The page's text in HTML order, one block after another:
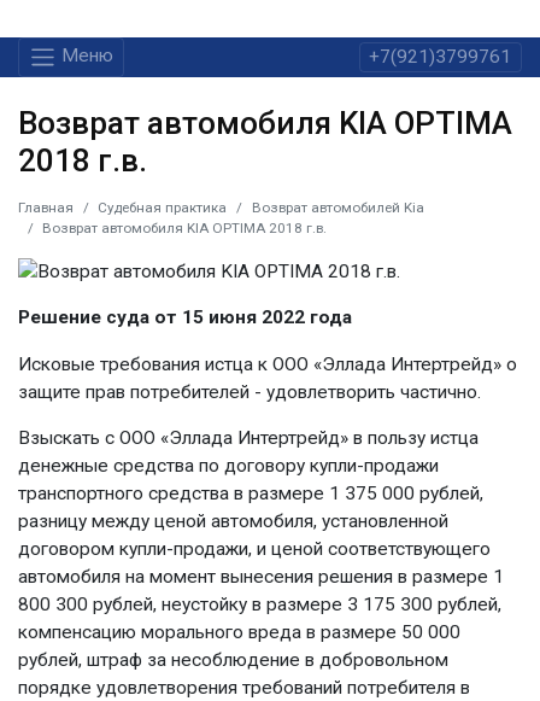
Меню +7(921)3799761
Возврат автомобиля KIA OPTIMA
2018 г.в.
Главная Судебная практика
Возврат автомобилей Kia
Возврат автомобиля KIA OPTIMA 2018 г.в.
Решение суда от 15 июня 2022 года
Исковые требования истца к ООО «Эллада Интертрейд» о
защите прав потребителей - удовлетворить частично.
Взыскать с ООО «Эллада Интертрейд» в пользу истца
денежные средства по договору купли-продажи
транспортного средства в размере 1 375 000 рублей,
разницу между ценой автомобиля, установленной
договором купли-продажи, и ценой соответствующего
автомобиля на момент вынесения решения в размере 1
800 300 рублей, неустойку в размере 3 175 300 рублей,
компенсацию морального вреда в размере 50 000
рублей, штраф за несоблюдение в добровольном
порядке удовлетворения требований потребителя в